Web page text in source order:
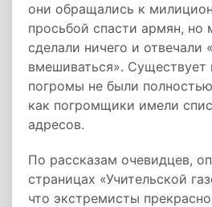
они обращались к
просьбой спасти армян, но
сделали ничего и отвечали
вмешиваться». Существует
погромы не были
как погромщики имели
адресов.
По рассказам очевидцев,
страницах «Учительской
что экстремисты